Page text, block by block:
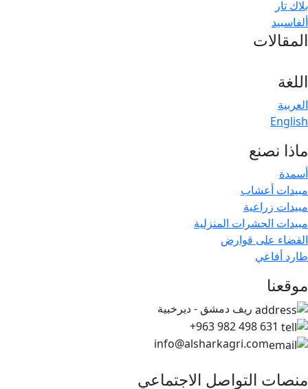
تصفّح
المقالات
بلاك تار
ألفاسبيد
المقالات
اللغة
العربية
English
ماذا نصنع
أسمدة
مبيدات أعشاب
مبيدات زراعية
مبيدات الحشرات المنزلية
القضاء على قوارض
طارد أفاعي
موقعنا
ريف دمشق - ديرخبية
+963 982 498 631
info@alsharkagri.com
منصات التواصل الاجتماعي